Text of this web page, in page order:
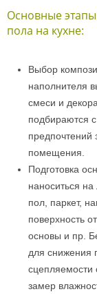
Основные
пола на кухне:
Выбор
наполнителя
смеси и
подбираются
предпочтений
помещения.
Подготовка
наноситься
пол, паркет,
поверхность
основы и пр.
для снижения
замер